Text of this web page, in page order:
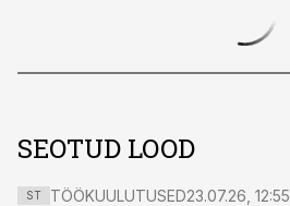
SEOTUD LOOD
ST TÖÖKUULUTUSED23.07.26, 12:55